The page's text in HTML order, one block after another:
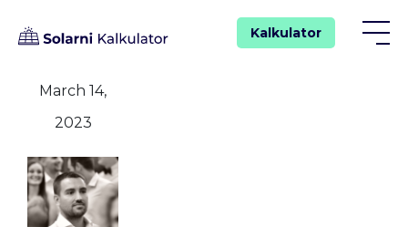
Kalkulator
March 14,
2023